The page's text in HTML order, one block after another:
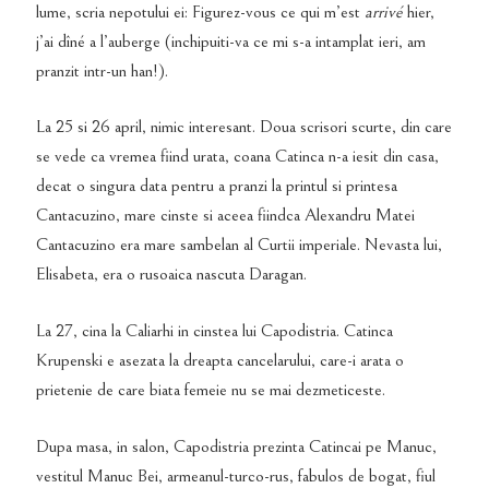
lume, scria nepotului ei: Figurez-vous ce qui m’est arrivéhier,
j’ai dîné a l’auberge (inchipuiti-va ce mi s-a intamplat ieri, am
pranzit intr-un han!).
La 25 si 26 april, nimic interesant. Doua scrisori scurte, din care
se vede ca vremea fiind urata, coana Catinca n-a iesit din casa,
decat o singura data pentru a pranzi la printul si printesa
Cantacuzino, mare cinste si aceea fiindca Alexandru Matei
Cantacuzino era mare sambelan al Curtii imperiale. Nevasta lui,
Elisabeta, era o rusoaica nascuta Daragan.
La 27, cina la Caliarhi in cinstea lui Capodistria. Catinca
Krupenski e asezata la dreapta cancelarului, care-i arata o
prietenie de care biata femeie nu se mai dezmeticeste.
Dupa masa, in salon, Capodistria prezinta Catincai pe Manuc,
vestitul Manuc Bei, armeanul-turco-rus, fabulos de bogat, fiul